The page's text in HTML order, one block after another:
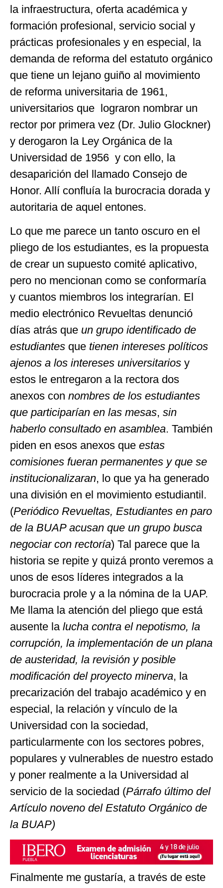
la infraestructura, oferta académica y
formación profesional, servicio social y
prácticas profesionales y en especial, la
demanda de reforma del estatuto orgánico
que tiene un lejano guiño al movimiento
de reforma universitaria de 1961,
universitarios que lograron nombrar un
rector por primera vez (Dr. Julio Glockner)
y derogaron la Ley Orgánica de la
Universidad de 1956 y con ello, la
desaparición del llamado Consejo de
Honor. Allí confluía la burocracia dorada y
autoritaria de aquel entones.
Lo que me parece un tanto oscuro en el
pliego de los estudiantes, es la propuesta
de crear un supuesto comité aplicativo,
pero no mencionan como se conformaría
y cuantos miembros los integrarían. El
medio electrónico Revueltas denunció
días atrás que un grupo identificado de
estudiantes que tienen intereses políticos
ajenos a los intereses universitarios y
estos le entregaron a la rectora dos
anexos con nombres de los estudiantes
que participarían en las mesas, sin
haberlo consultado en asamblea. También
piden en esos anexos que estas
comisiones fueran permanentes y que se
institucionalizaran, lo que ya ha generado
una división en el movimiento estudiantil.
(Periódico Revueltas, Estudiantes en paro
de la BUAP acusan que un grupo busca
negociar con rectoría) Tal parece que la
historia se repite y quizá pronto veremos a
unos de esos líderes integrados a la
burocracia prole y a la nómina de la UAP.
Me llama la atención del pliego que está
ausente la lucha contra el nepotismo, la
corrupción, la implementación de un plana
de austeridad, la revisión y posible
modificación del proyecto minerva, la
precarización del trabajo académico y en
especial, la relación y vínculo de la
Universidad con la sociedad,
particularmente con los sectores pobres,
populares y vulnerables de nuestro estado
y poner realmente a la Universidad al
servicio de la sociedad (Párrafo último del
Artículo noveno del Estatuto Orgánico de
la BUAP)
Finalmente me gustaría, a través de este